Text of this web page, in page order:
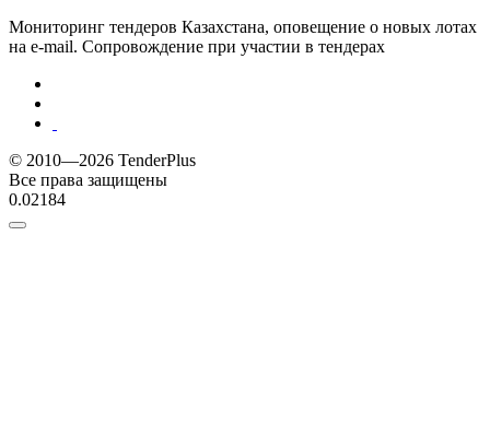
Мониторинг тендеров Казахстана, оповещение о новых лотах
на e-mail. Сопровождение при участии в тендерах
© 2010—2026 TenderPlus
Все права защищены
0.02184